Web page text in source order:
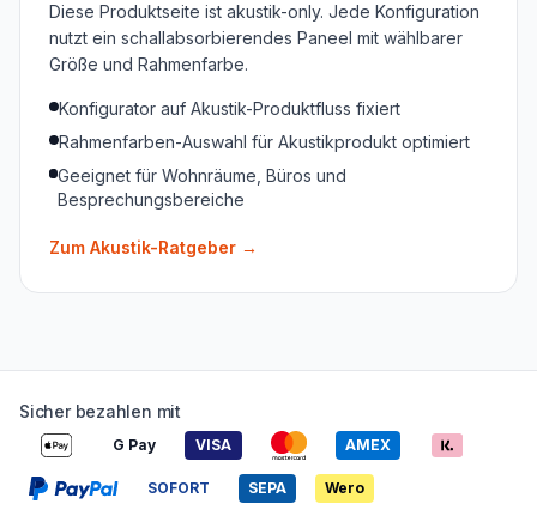
Diese Produktseite ist akustik-only. Jede Konfiguration
nutzt ein schallabsorbierendes Paneel mit wählbarer
Größe und Rahmenfarbe.
Konfigurator auf Akustik-Produktfluss fixiert
Rahmenfarben-Auswahl für Akustikprodukt optimiert
Geeignet für Wohnräume, Büros und
Besprechungsbereiche
Zum Akustik-Ratgeber →
Sicher bezahlen mit
G Pay VISA AMEX
SOFORT SEPA Wero